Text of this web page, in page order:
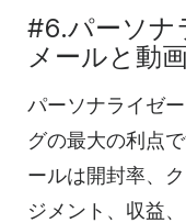
#6.パーソナ
メールと 動
パーソナライゼ
グの最大の利点で
ールは開封率、
ジメント、収益